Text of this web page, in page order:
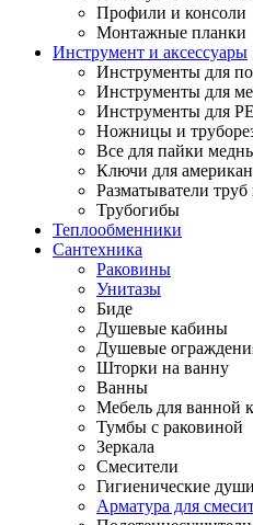
Профили и консоли
Монтажные планки
Инструмент и аксессуары
Инструменты для
Инструменты для
Инструменты для
Ножницы и
Все для пайки
Ключи для
Разматыватели труб
Трубогибы
Теплообменники
Сантехника
Раковины
Унитазы
Биде
Душевые кабины
Душевые
Шторки на ванну
Ванны
Мебель для ванной
Тумбы с раковиной
Зеркала
Смесители
Гигиенические души
Арматура для